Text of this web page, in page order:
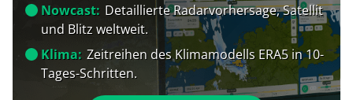
Nowcast: Detaillierte Radarvorhersage, Satellit
und Blitz weltweit.
Klima: Zeitreihen des Klimamodells ERA5 in 10-
Tages-Schritten.